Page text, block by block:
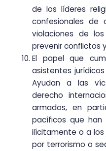
de los líderes
confesionales de
violaciones de
prevenir conflictos
El papel que
asistentes
Ayudan a las
derecho
armados, en
pacíficos que han
ilícitamente o a
por terrorismo o